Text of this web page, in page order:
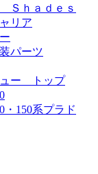
Ｓｈａｄｅｓ
リア
パーツ
ュー トップ
・150系プラド